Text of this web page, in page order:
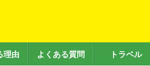
理由 よくある質問 トラベル